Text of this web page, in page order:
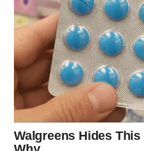
Neko vam pokazuje
Ono što ste smatrali
ozbiljnije.
Ljubavna poruka
Ne skrivajte emocije iza